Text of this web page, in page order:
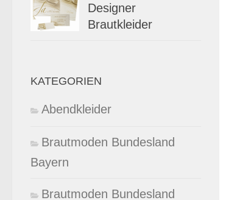
Designer
Brautkleider
KATEGORIEN
Abendkleider
Brautmoden Bundesland
Bayern
Brautmoden Bundesland